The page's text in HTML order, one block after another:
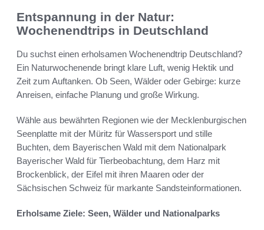
Entspannung in der Natur:
Wochenendtrips in Deutschland
Du suchst einen erholsamen Wochenendtrip Deutschland?
Ein Naturwochenende bringt klare Luft, wenig Hektik und
Zeit zum Auftanken. Ob Seen, Wälder oder Gebirge: kurze
Anreisen, einfache Planung und große Wirkung.
Wähle aus bewährten Regionen wie der Mecklenburgischen
Seenplatte mit der Müritz für Wassersport und stille
Buchten, dem Bayerischen Wald mit dem Nationalpark
Bayerischer Wald für Tierbeobachtung, dem Harz mit
Brockenblick, der Eifel mit ihren Maaren oder der
Sächsischen Schweiz für markante Sandsteinformationen.
Erholsame Ziele: Seen, Wälder und Nationalparks